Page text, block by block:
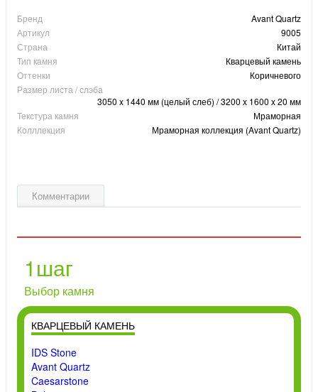
Бренд
Avant Quartz
Артикул
9005
Страна
Китай
Тип камня
Кварцевый камень
Оттенки
Коричневого
Размер листа / слэба
3050 x 1440 мм (целый слеб) / 3200 x 1600 x 20 мм
Текстура камня
Мраморная
Колллекция
Мраморная коллекция (Avant Quartz)
Комментарии
1шаг
Выбор камня
КВАРЦЕВЫЙ КАМЕНЬ
IDS Stone
Avant Quartz
Caesarstone